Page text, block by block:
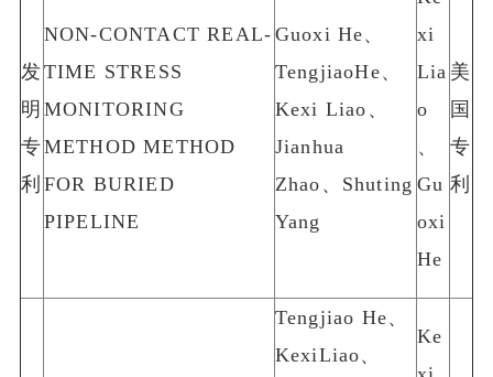
发
明
专
利
NON-CONTACT REAL-
TIME STRESS
MONITORING
METHOD METHOD
FOR BURIED
PIPELINE
Guoxi He、
TengjiaoHe、
Kexi Liao、
Jianhua
Zhao、Shuting
Yang
xi
Lia
o
、
Gu
oxi
He
美
国
专
利
Tengjiao He、
KexiLiao、
Ke